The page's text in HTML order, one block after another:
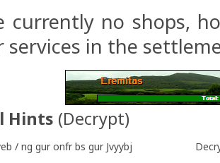
currently no shops,
services in the
Hints (Decrypt)
/ ng gur onfr bs gur Jvyybj